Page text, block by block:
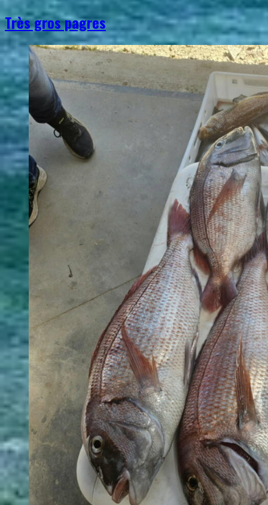
Très gros pagres